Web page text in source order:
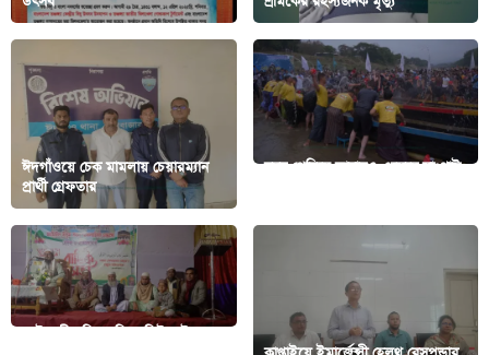
‎ঈদগাঁওয়ে চেক মামলায় চেয়ারম্যান
প্রার্থী গ্রেফতার
বছর পেরিয়ে আবারও এসেছে সাংগ্রাই;
কাউখালীর ঘিলাছড়ি জামিউল উলুম